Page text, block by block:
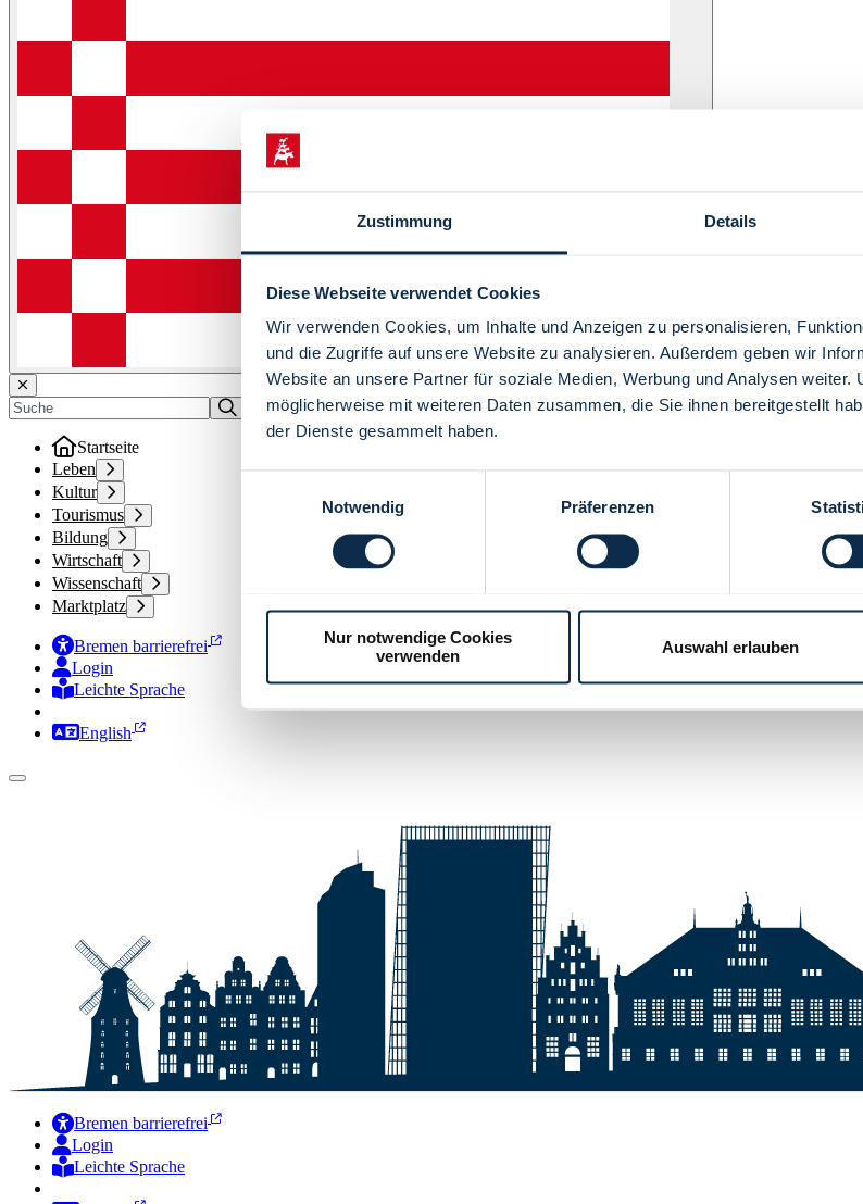
Zustimmung Details
Diese Webseite verwendet Cookies
Wir verwenden Cookies, um Inhalte und Anzeigen zu personalisieren,
und die Zugriffe auf unsere Website zu analysieren. Außerdem geben wir
Website an unsere Partner für soziale Medien, Werbung und Analysen
möglicherweise mit weiteren Daten zusammen, die Sie ihnen bereitgestellt
der Dienste gesammelt haben.
Notwendig
Präferenzen
Nur notwendige Cookies
verwenden
Auswahl erlauben
Menü
Startseite
Leben
Kultur
Tourismus
Bildung
Wirtschaft
Wissenschaft
Marktplatz
Bremen barrierefrei
Login
Leichte Sprache
Zur Deutschen Gebärdensprache
English
Bremen barrierefrei
Login
Leichte Sprache